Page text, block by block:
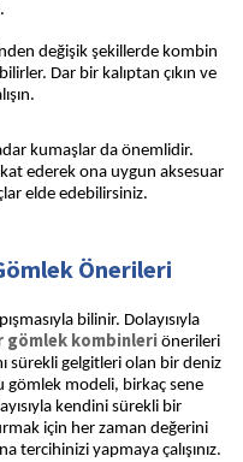
değişik şekillerde kombin
Dar bir kalıptan çıkın ve
kumaşlar da önemlidir.
ederek ona uygun aksesuar
elde edebilirsiniz.
Önerileri
bilinir. Dolayısıyla
kombinleriönerileri
sürekli gelgitleri olan bir deniz
gömlek modeli, birkaç sene
kendini sürekli bir
için her zaman değerini
tercihinizi yapmaya çalışınız.